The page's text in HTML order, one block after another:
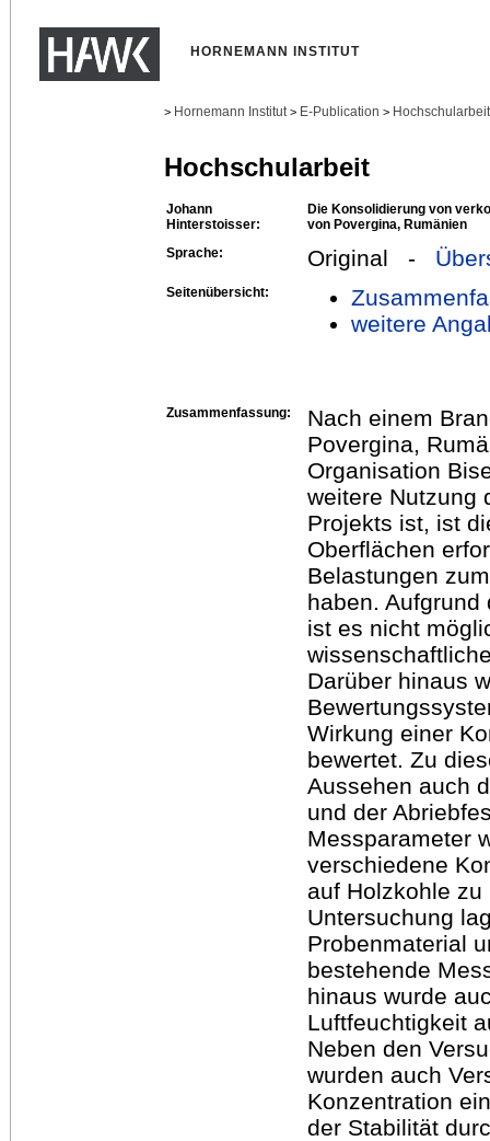
HORNEMANN INSTITUT
> Hornemann Institut > E-Publication >
Hochschularbeit
Johann
Hinterstoisser:
Die Konsolidierung von
von Povergina, Rumänien
Sprache:
Original -
Seitenübersicht:
weitere
Zusammenfassung:
Nach einem
Povergina,
Organisation
weitere Nutzung
Projekts ist, ist
Oberflächen
Belastungen
haben.
ist es nicht
Darüber hinaus
Wirkung einer
bewertet. Zu
Aussehen auch
und der
Messparameter
verschiedene
auf Holzkohle
Untersuchung
Probenmaterial
bestehende
hinaus wurde
Luftfeuchtigkeit
Neben den
wurden auch
Konzentration
der Stabilität